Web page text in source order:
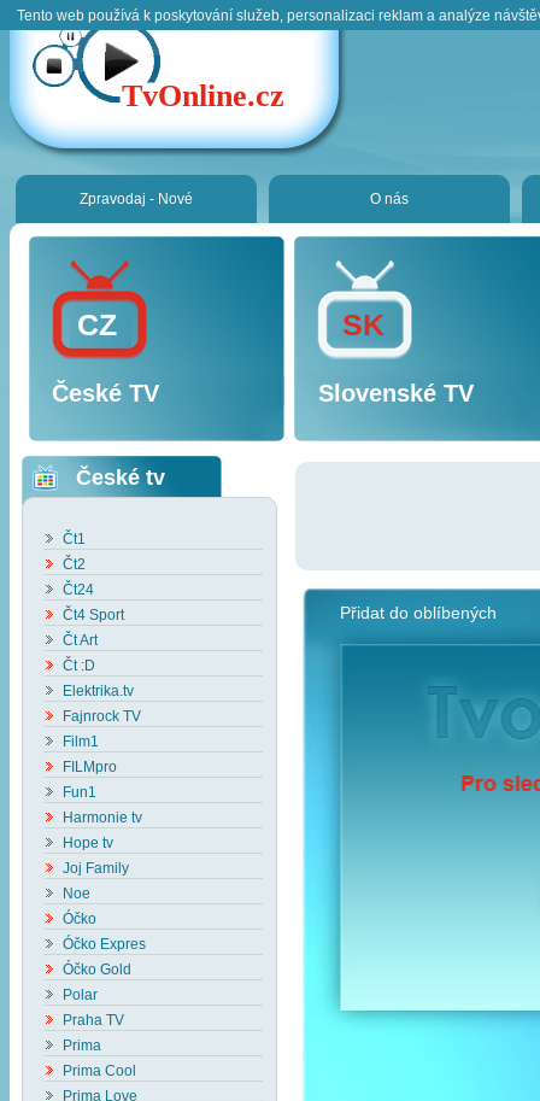
Tento web používá k poskytování služeb, personalizaci reklam a analýze
TvOnline.cz
Zpravodaj - Nové O nás
České TV Slovenské TV
CZ SK
České tv
Čt1
Čt2
Čt24
Čt4 Sport
Čt Art
Čt :D
Elektrika.tv
Fajnrock TV
Film1
FILMpro
Fun1
Harmonie tv
Hope tv
Joj Family
Noe
Óčko
Óčko Expres
Óčko Gold
Polar
Praha TV
Prima
Prima Cool
Prima Love
Přidat do oblíbených